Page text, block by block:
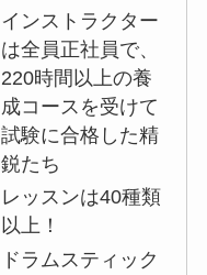
インストラクター
は全員正社員で、
220時間以上の養
成コースを受けて
試験に合格した精
鋭たち
レッスンは40種類
以上！
ドラムスティック